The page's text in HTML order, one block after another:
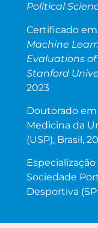
Political
Certificado em
Machine
Evaluations
Stanford
2023
Doutorado em
Medicina da
(USP), Brasil,
Sociedade
Desportiva